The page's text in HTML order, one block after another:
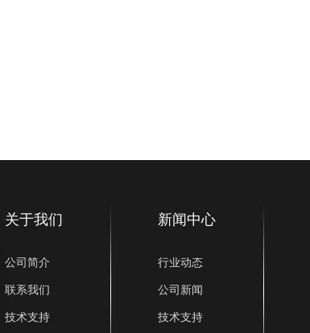
关于我们
公司简介
联系我们
技术支持
新闻中心
行业动态
公司新闻
技术支持